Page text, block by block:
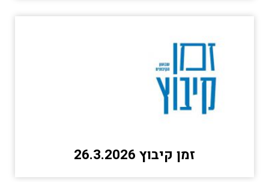
זמן קיבוץ 26.3.2026